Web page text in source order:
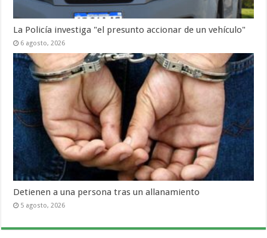
La Policía investiga "el presunto accionar de un vehículo"
6 agosto, 2026
Detienen a una persona tras un allanamiento
5 agosto, 2026